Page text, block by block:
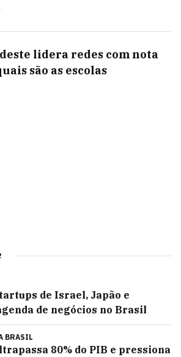
lidera redes com nota
são as escolas
de Israel, Japão e
de negócios no Brasil
BRASIL
80% do PIB e pressiona